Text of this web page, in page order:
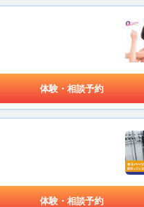
体験・相談予約
体験・相談予約